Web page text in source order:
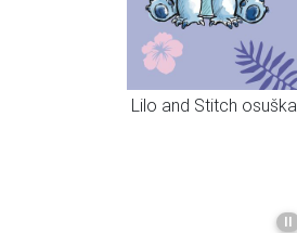
Lilo and Stitch osuška
II